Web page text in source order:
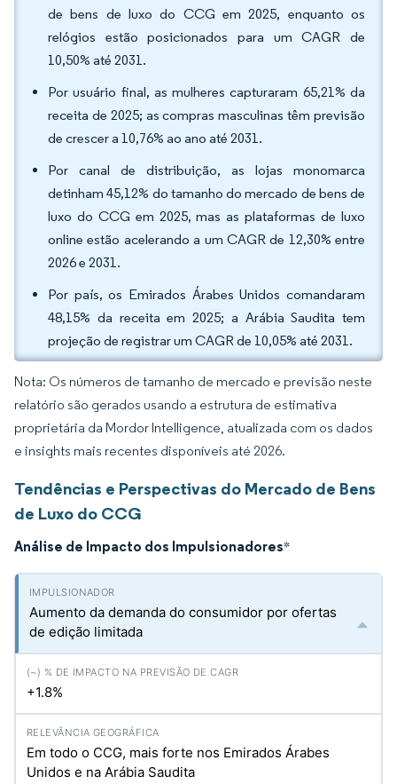
de bens de luxo do CCG em 2025, enquanto os
relógios estão posicionados para um CAGR de
10,50% até 2031.
Por usuário final, as mulheres capturaram 65,21% da
receita de 2025; as compras masculinas têm previsão
de crescer a 10,76% ao ano até 2031.
Por canal de distribuição, as lojas monomarca
detinham 45,12% do tamanho do mercado de bens de
luxo do CCG em 2025, mas as plataformas de luxo
online estão acelerando a um CAGR de 12,30% entre
2026 e 2031.
Por país, os Emirados Árabes Unidos comandaram
48,15% da receita em 2025; a Arábia Saudita tem
projeção de registrar um CAGR de 10,05% até 2031.
Nota: Os números de tamanho de mercado e previsão neste
relatório são gerados usando a estrutura de estimativa
proprietária da Mordor Intelligence, atualizada com os dados
e insights mais recentes disponíveis até 2026.
Tendências e Perspectivas do Mercado de Bens
de Luxo do CCG
Análise de Impacto dos Impulsionadores*
Aumento da demanda do consumidor por ofertas
de edição limitada
+1.8%
Em todo o CCG, mais forte nos Emirados Árabes
Unidos e na Arábia Saudita